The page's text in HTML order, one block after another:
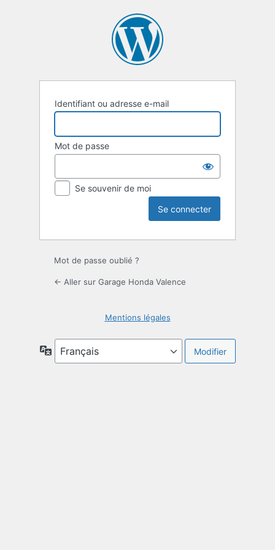
Identifiant ou adresse e-mail
Mot de passe
Se souvenir de moi
Mot de passe oublié ?
← Aller sur Garage Honda Valence
Mentions légales
Langue